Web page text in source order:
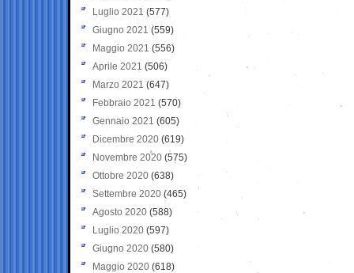
Luglio 2021 (577)
Giugno 2021(559)
Maggio 2021 (556)
Aprile 2021 (506)
Marzo 2021 (647)
Febbraio 2021 (570)
Gennaio 2021 (605)
Dicembre 2020 (619)
Novembre 2020 (575)
Ottobre 2020 (638)
Settembre 2020(465)
Agosto 2020 (588)
Luglio 2020 (597)
Giugno 2020 (580)
Maggio 2020 (618)